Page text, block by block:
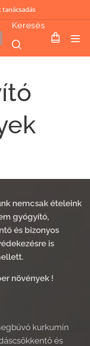
Keresés
nemcsak ételeink
gyógyító,
és bizonyos
is
növények !
kurkumin
és